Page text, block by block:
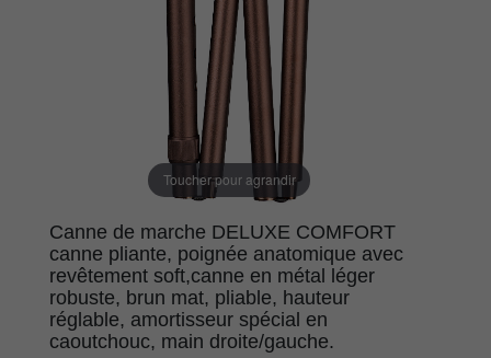
Toucher pour agrandir
Canne de marche DELUXE COMFORT
canne pliante, poignée anatomique avec
revêtement soft,canne en métal léger
robuste, brun mat, pliable, hauteur
réglable, amortisseur spécial en
caoutchouc, main droite/gauche.